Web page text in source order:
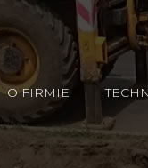
O FIRMIE